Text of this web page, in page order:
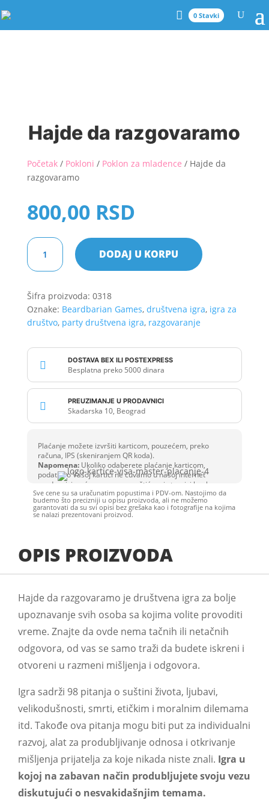
0 Stavki
Hajde da razgovaramo
Početak/ Pokloni / Poklon za mladence / Hajde da
razgovaramo
800,00 RSD
Hajde
razgovaramo
DODAJ U KORPU
Šifra proizvoda: 0318
Oznake: Beardbarian Games, društvena igra, igra za
društvo, party društvena igra, razgovaranje
 DOSTAVA BEX ILI POSTEXPRESS
Besplatna preko 5000 dinara
 PREUZIMANJE U PRODAVNICI
Skadarska 10, Beograd
Plaćanje možete izvršiti karticom, pouzećem, preko
računa, IPS (skeniranjem QR koda).
Napomena:Ukoliko odaberete plaćanje karticom,
podatke o Vašoj kartici ne čuvamo u našoj internet
prodavnici, već se unose na zaštićenoj stranici banke.
Sve cene su sa uračunatim popustima i PDV-om. Nastojimo da
budemo što precizniji u opisu proizvoda, ali ne možemo
garantovati da su svi opisi bez grešaka kao i fotografije na kojima
se nalazi prezentovani proizvod.
OPIS PROIZVODA
Hajde da razgovaramo je društvena igra za bolje
upoznavanje svih osoba sa kojima volite provoditi
vreme. Znajte da ovde nema tačnih ili netačnih
odgovora, od vas se samo traži da budete iskreni i
otvoreni u razmeni mišljenja i odgovora.
Igra sadrži 98 pitanja o suštini života, ljubavi,
velikodušnosti, smrti, etičkim i moralnim dilemama
itd. Takođe ova pitanja mogu biti put za individualni
razvoj, alat za produbljivanje odnosa i otkrivanje
mišljenja prijatelja za koje nikada niste znali. Igra u
kojoj na zabavan način produbljujete svoju vezu
diskutujući o nesvakidašnjim temama.